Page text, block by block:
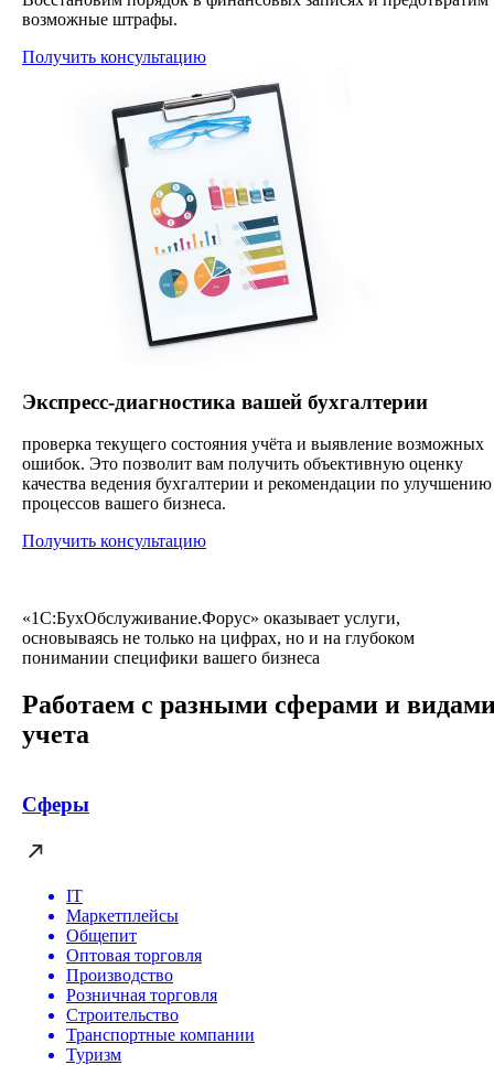
возможные штрафы.
Получить консультацию
Экспресс-диагностика вашей бухгалтерии
проверка текущего состояния учёта и выявление возможных
ошибок. Это позволит вам получить объективную оценку
качества ведения бухгалтерии и рекомендации по улучшению
процессов вашего бизнеса.
Получить консультацию
«1С:БухОбслуживание.Форус» оказывает услуги,
основываясь не только на цифрах, но и на глубоком
понимании специфики вашего бизнеса
Работаем с разными сферами и
учета
Сферы
IT
Маркетплейсы
Общепит
Оптовая торговля
Производство
Розничная торговля
Строительство
Транспортные компании
Туризм